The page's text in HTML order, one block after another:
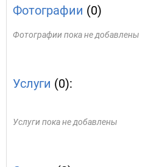
Фотографии (0)
Фотографии пока не добавлены
Услуги (0):
Услуги пока не добавлены